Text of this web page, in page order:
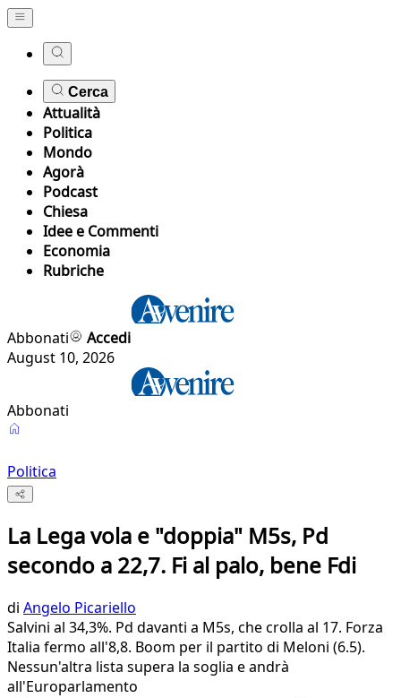
Cerca
Attualità
Politica
Mondo
Agorà
Podcast
Chiesa
Idee e Commenti
Economia
Rubriche
Abbonati
Accedi
August 10, 2026
Abbonati
Politica
La Lega vola e "doppia" M5s, Pd
secondo a 22,7. Fi al palo, bene Fdi
di Angelo Picariello
Salvini al 34,3%. Pd davanti a M5s, che crolla al 17. Forza
Italia fermo all'8,8. Boom per il partito di Meloni (6.5).
Nessun'altra lista supera la soglia e andrà
all'Europarlamento